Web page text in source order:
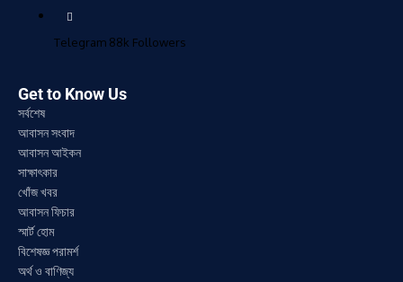
Telegram 88k Followers
Get to Know Us
সর্বশেষ
আবাসন সংবাদ
আবাসন আইকন
সাক্ষাৎকার
খোঁজ খবর
আবাসন ফিচার
স্মার্ট হোম
বিশেষজ্ঞ পরামর্শ
অর্থ ও বাণিজ্য